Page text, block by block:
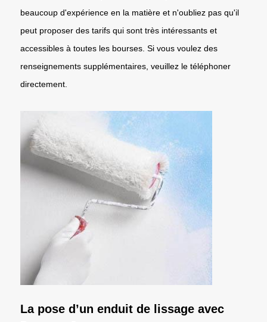
beaucoup d'expérience en la matière et n'oubliez pas qu'il
peut proposer des tarifs qui sont très intéressants et
accessibles à toutes les bourses. Si vous voulez des
renseignements supplémentaires, veuillez le téléphoner
directement.
La pose d’un enduit de lissage avec